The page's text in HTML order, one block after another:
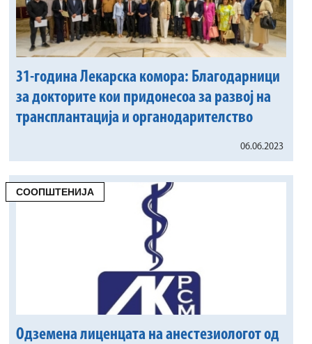
31-година Лекарска комора: Благодарници
за докторите кои придонесоа за развој на
трансплантација и органодарителство
06.06.2023
СООПШТЕНИЈА
Одземена лиценцата на анестезиологот од